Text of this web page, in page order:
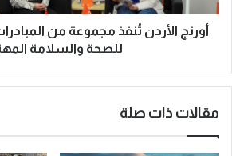
أورنج الأردن تُنفذ مجموعة من
للصحة والسلامة
مقالات ذات صلة